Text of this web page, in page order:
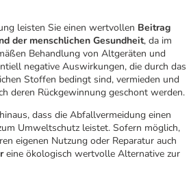
leisten Sie einen wertvollen Beitrag
der menschlichen Gesundheit, da im
Behandlung von Altgeräten und
negative Auswirkungen, die durch das
Stoffen bedingt sind, vermieden und
deren Rückgewinnung geschont werden.
dass die Abfallvermeidung einen
Umweltschutz leistet. Sofern möglich,
eigenen Nutzung oder Reparatur auch
eine ökologisch wertvolle Alternative zur